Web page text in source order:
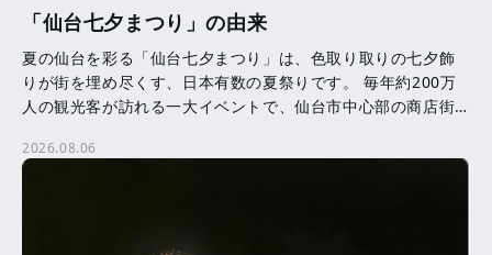
「仙台七夕まつり」の由来
夏の仙台を彩る「仙台七夕まつり」は、色取り取りの七夕飾
りが街を埋め尽くす、日本有数の夏祭りです。 毎年約200万
人の観光客が訪れる一大イベントで、仙台市中心部の商店街
2026.08.06